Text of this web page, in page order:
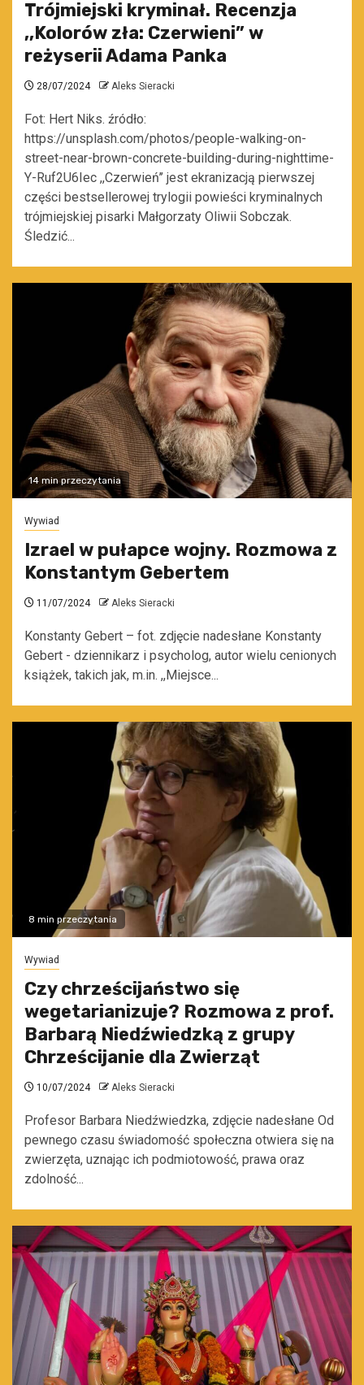
Trójmiejski kryminał. Recenzja
,,Kolorów zła: Czerwieni” w
reżyserii Adama Panka
28/07/2024 Aleks Sieracki
Fot: Hert Niks. źródło:
https://unsplash.com/photos/people-walking-on-
street-near-brown-concrete-building-during-nighttime-
Y-Ruf2U6Iec ,,Czerwień’’ jest ekranizacją pierwszej
części bestsellerowej trylogii powieści kryminalnych
trójmiejskiej pisarki Małgorzaty Oliwii Sobczak.
Śledzić...
14 min przeczytania
Wywiad
Izrael w pułapce wojny. Rozmowa z
Konstantym Gebertem
11/07/2024 Aleks Sieracki
Konstanty Gebert – fot. zdjęcie nadesłane Konstanty
Gebert - dziennikarz i psycholog, autor wielu cenionych
książek, takich jak, m.in. ,,Miejsce...
8 min przeczytania
Wywiad
Czy chrześcijaństwo się
wegetarianizuje? Rozmowa z prof.
Barbarą Niedźwiedzką z grupy
Chrześcijanie dla Zwierząt
10/07/2024 Aleks Sieracki
Profesor Barbara Niedźwiedzka, zdjęcie nadesłane Od
pewnego czasu świadomość społeczna otwiera się na
zwierzęta, uznając ich podmiotowość, prawa oraz
zdolność...